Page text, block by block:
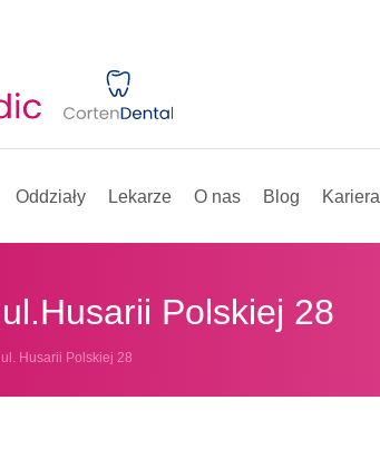
Oddziały Lekarze O nas Blog Kariera
ul.Husarii Polskiej 28
ul. Husarii Polskiej 28